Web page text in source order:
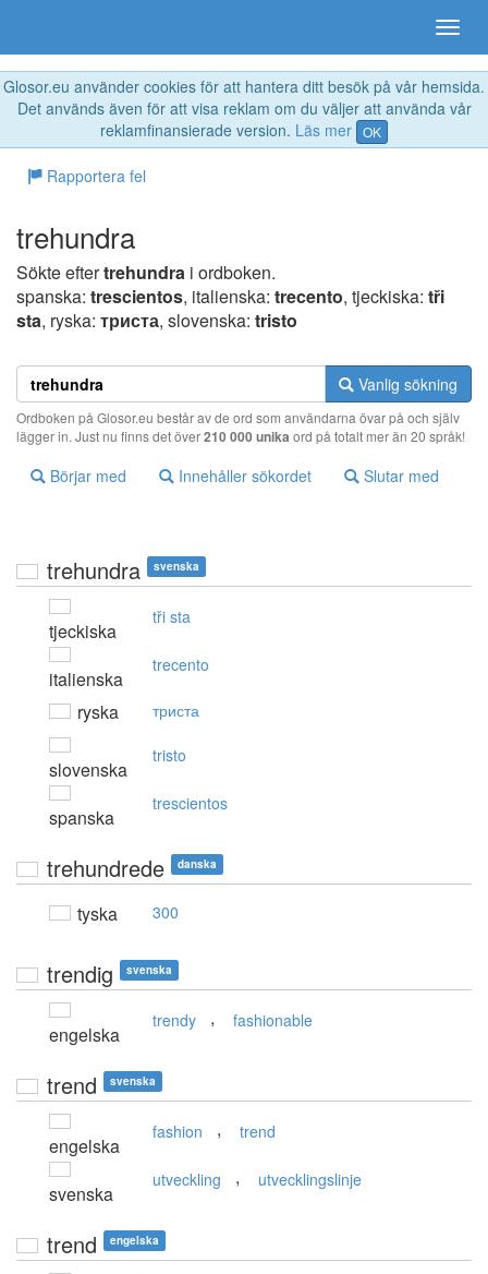
Glosor.eu använder cookies för att hantera ditt besök på vår hemsida.
Det används även för att visa reklam om du väljer att använda vår
reklamfinansierade version. Läs mer OK
Rapportera fel
trehundra
Sökte eftertrehundra i ordboken.
spanska: trescientos, italienska: trecento, tjeckiska: tři
sta, ryska: триста, slovenska: tristo
Vanlig sökning
Ordboken på Glosor.eu består av de ord som användarna övar på och själv
lägger in. Just nu finns det över210 000 unika ord på totalt mer än 20 språk!
Börjar med Innehåller sökordet Slutar med
trehundra svenska
tjeckiska
tři sta
italienska
trecento
ryska триста
slovenska
tristo
spanska
trescientos
trehundrede danska
tyska 300
trendig svenska
engelska
trendy , fashionable
trend svenska
engelska
fashion , trend
svenska
utveckling , utvecklingslinje
trend engelska